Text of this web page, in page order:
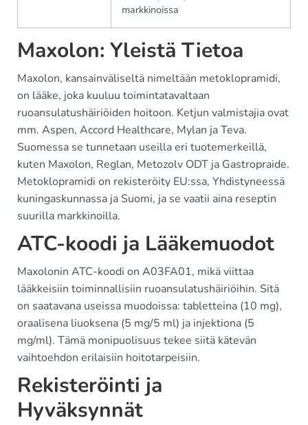
markkinoissa
Maxolon: Yleistä Tietoa
Maxolon, kansainväliseltä nimeltään metoklopramidi,
on lääke, joka kuuluu toimintatavaltaan
ruoansulatushäiriöiden hoitoon. Ketjun valmistajia ovat
mm. Aspen, Accord Healthcare, Mylan ja Teva.
Suomessa se tunnetaan useilla eri tuotemerkeillä,
kuten Maxolon, Reglan, Metozolv ODT ja Gastropraide.
Metoklopramidi on rekisteröity EU:ssa, Yhdistyneessä
kuningaskunnassa ja Suomi, ja se vaatii aina reseptin
suurilla markkinoilla.
ATC-koodi ja Lääkemuodot
Maxolonin ATC-koodi on A03FA01, mikä viittaa
lääkkeisiin toiminnallisiin ruoansulatushäiriöihin. Sitä
on saatavana useissa muodoissa: tabletteina (10 mg),
oraalisena liuoksena (5 mg/5 ml) ja injektiona (5
mg/ml). Tämä monipuolisuus tekee siitä kätevän
vaihtoehdon erilaisiin hoitotarpeisiin.
Rekisteröinti ja
Hyväksynnät